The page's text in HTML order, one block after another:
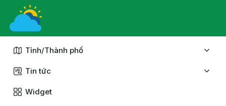
Chuyển
nội
Tỉnh/Thành phố
Tin tức
Widget